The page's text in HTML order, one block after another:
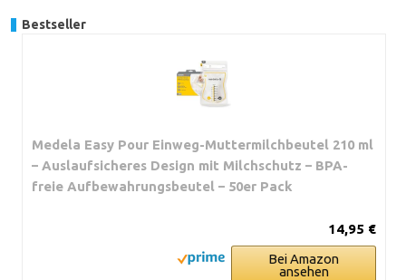
Bestseller
Medela Easy Pour Einweg-Muttermilchbeutel 210 ml
– Auslaufsicheres Design mit Milchschutz – BPA-
freie Aufbewahrungsbeutel – 50er Pack
14,95 €
Bei Amazon
ansehen